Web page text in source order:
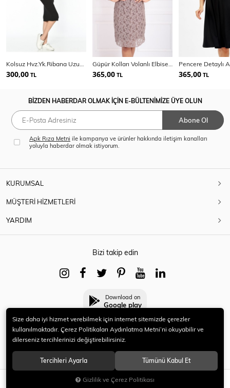
SEPETE EKLE
300,00 TL 365,00 TL 365,00 TL
BİZDEN HABERDAR OLMAK İÇİN E-BÜLTENİMİZE ÜYE OLUN
Abone Ol
Açık Rıza Metni ile kampanya ve ürünler hakkında iletişim kanalları
yoluyla haberdar olmak istiyorum.
KURUMSAL
MÜŞTERİ HİZMETLERİ
YARDIM
Bizi takip edin
Download on
Google play
© 2021 HERYENİ. Tüm hakları saklıdır.
Size daha iyi hizmet verebilmek için internet sitemizde çerezler
kullanılmaktadır. Çerez Politikaları Aydınlatma Metni’ni okuyabilir ve
dilerseniz tercihlerinizi değiştirebilirsiniz.
Tercihleri Ayarla Tümünü Kabul Et
Gizlilik ve Çerez Politikası